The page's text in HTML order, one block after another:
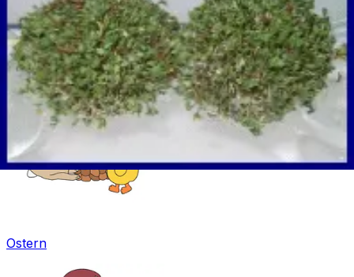
Mandala für Kinder
Ostern